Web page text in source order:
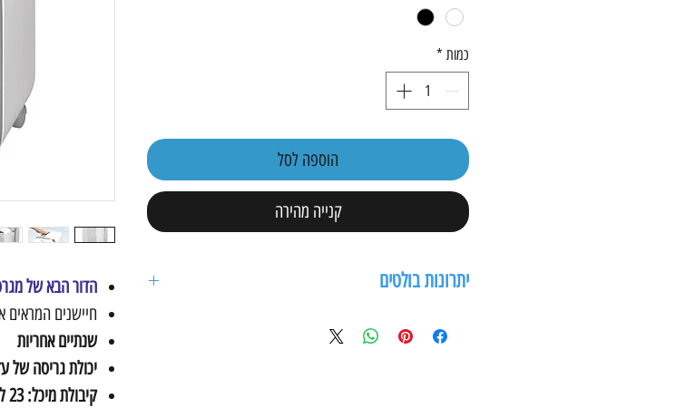
הדור הבא של מגרסות
חיישנים
שנתיים אחריות
יכולת גריסה של עד 15 דפים
קיבולת מיכל: 23 ליטר
כמות *
הוספה לסל
קנייה מהירה
יתרונות בולטים
שקטה במיוחד